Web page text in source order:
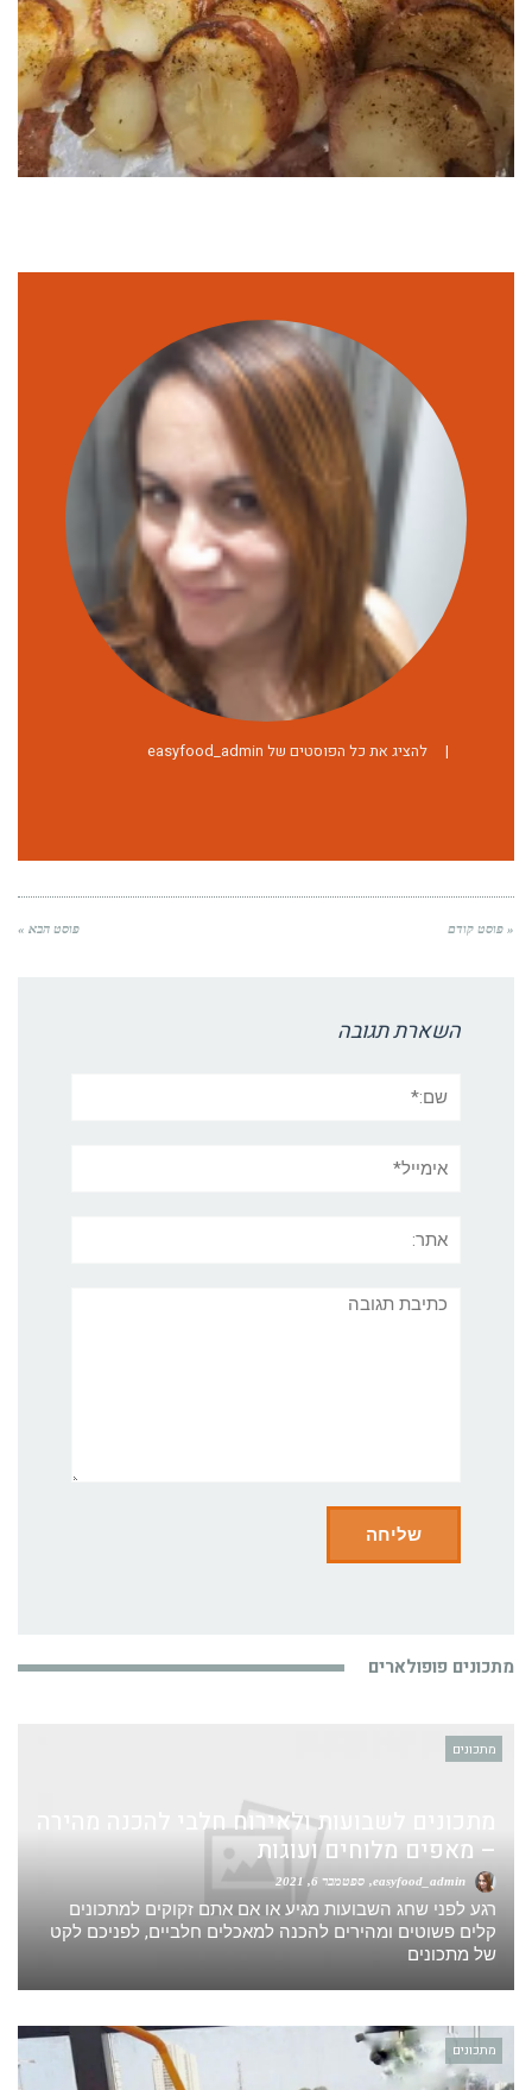
| להציג את כל הפוסטים של easyfood_admin
« פוסט קודם פוסט הבא »
השארת תגובה
תגובה
מתכונים פופולארים
מתכונים
מתכונים לשבועות ולאירוח חלבי להכנה מהירה
– מאפים מלוחים ועוגות
ספטמבר 6, 2021
רגע לפני שחג השבועות מגיע או אם אתם זקוקים למתכונים
קלים פשוטים ומהירים להכנה למאכלים חלביים, לפניכם לקט
של מתכונים
מתכונים